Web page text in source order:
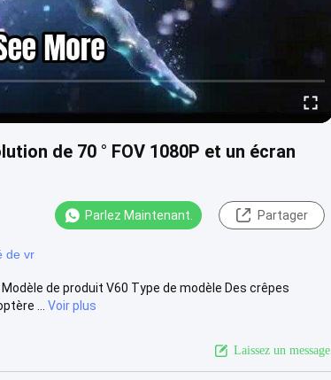
de 70 ° FOV 1080P et un écran
Parlez Maintenant. Partager
de vr
de produit V60 Type de modèle Des crêpes
...
Voir plus
Laissez un message.